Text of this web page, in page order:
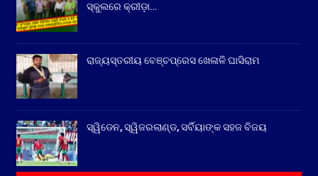
ସ୍କୁଲରେ କ୍ରୀଡ଼ା…
ରାଜ୍ୟସ୍ତରୀୟ ବେଞ୍ଚପ୍ରେସ ଖେଳାଳି ଘାସିରାମ
ସ୍ୱିଡେନ, ସ୍ୱିଜରଲାଣ୍ଡ, ସର୍ବିୟାଙ୍କ ସହଜ ବିଜୟ